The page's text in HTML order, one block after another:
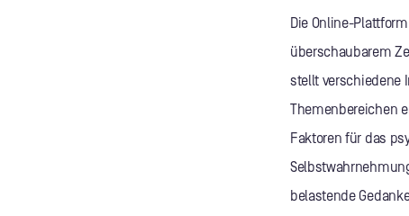
Die Online-
überschaubarem
stellt verschiedene
Themenbereichen
Faktoren für das
belastende